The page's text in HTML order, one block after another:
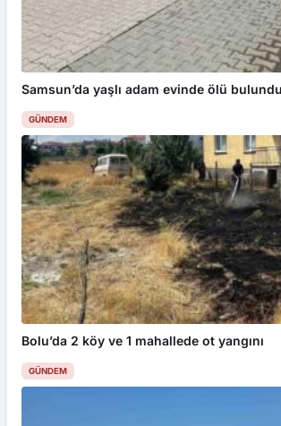
Samsun’da yaşlı adam evinde ölü bulundu
GÜNDEM
Bolu’da 2 köy ve 1 mahallede ot yangını
GÜNDEM